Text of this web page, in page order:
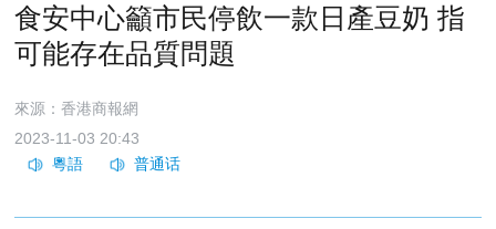
食安中心籲市民停飲一款日產豆奶 指
可能存在品質問題
來源：香港商報網
2023-11-03 20:43